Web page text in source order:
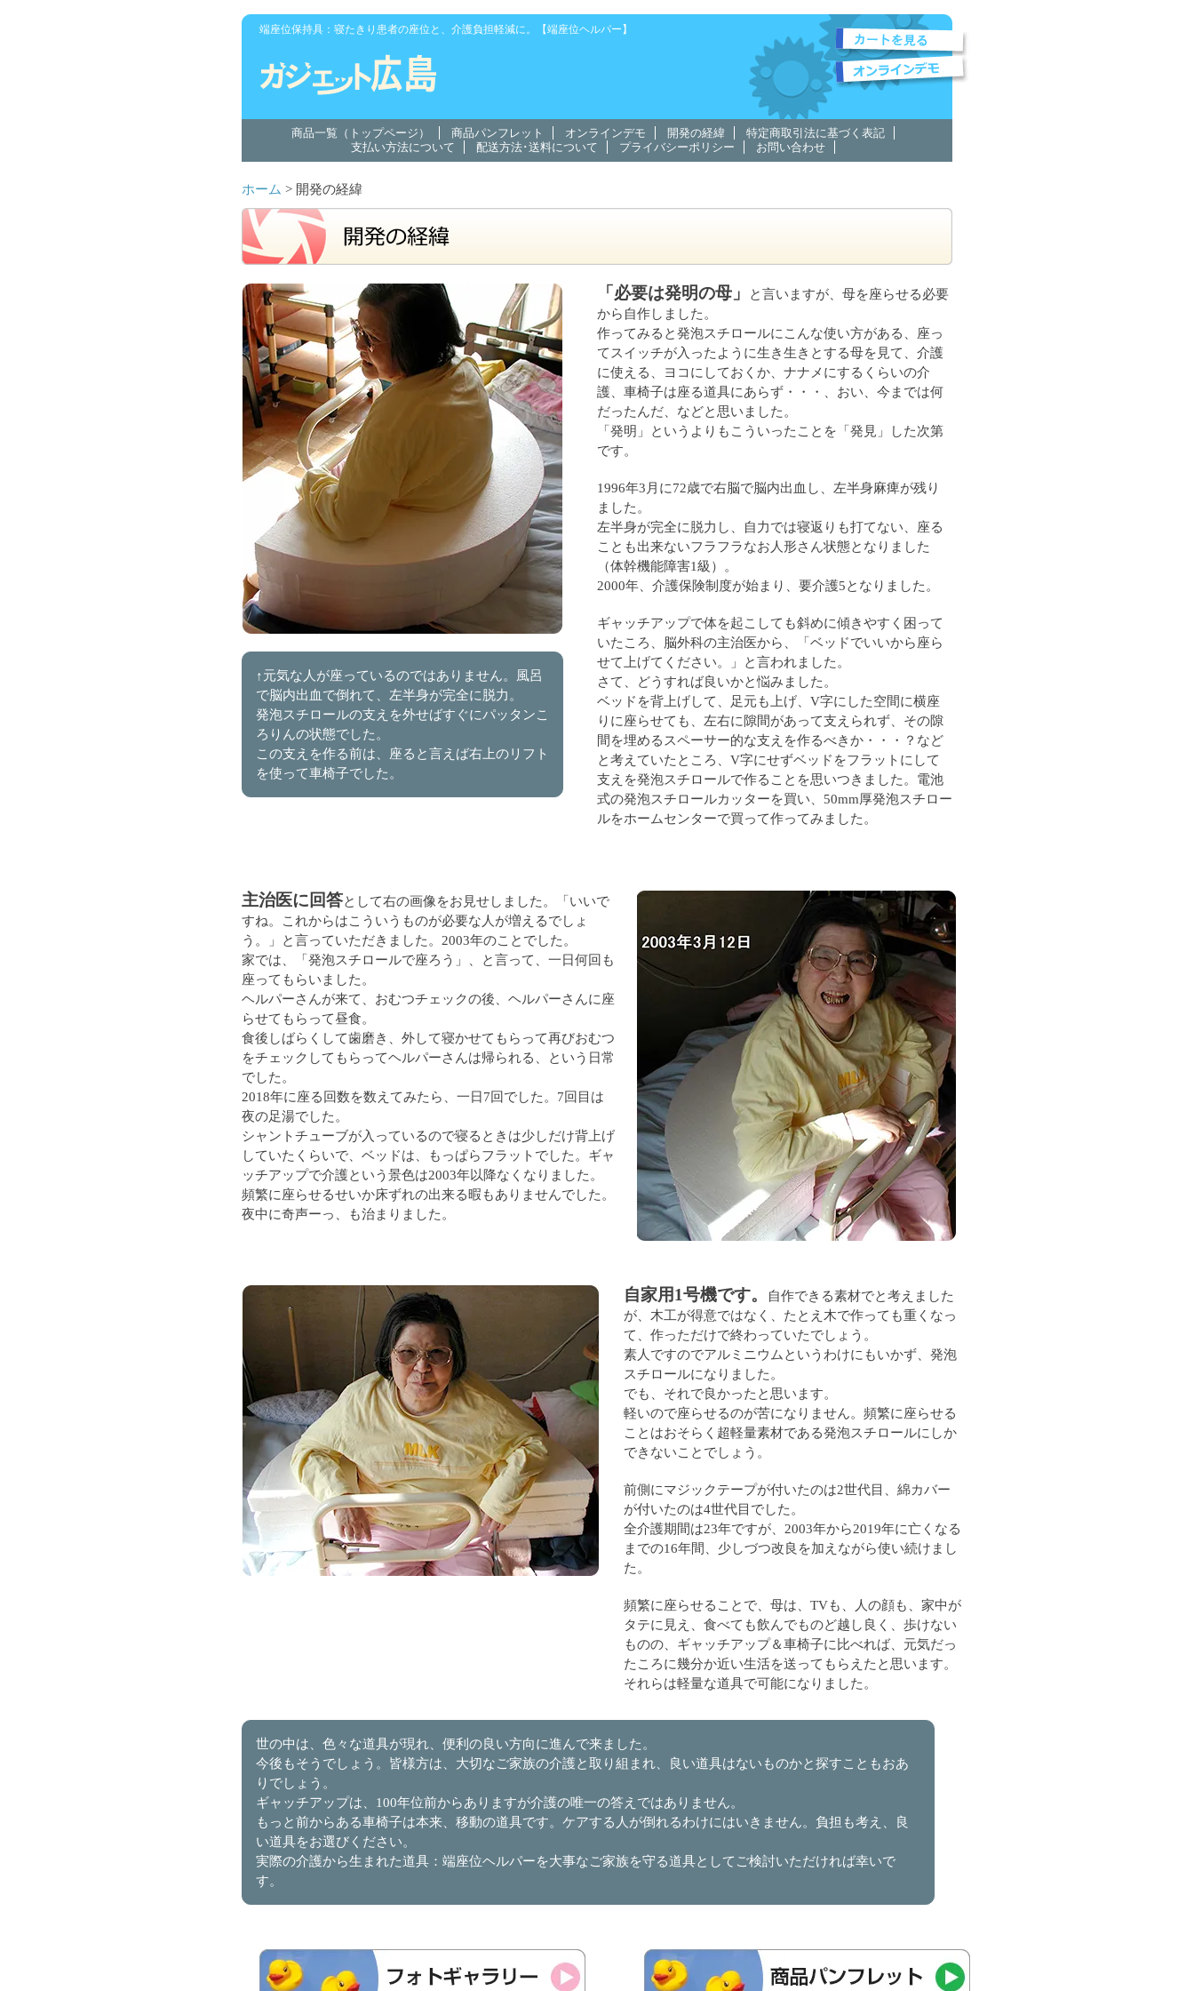
端座位保持具：寝たきり患者の座位と、介護負担軽減に。【端座位ヘルパー】
商品一覧（トップページ） 商品パンフレット オンラインデモ 開発の経緯
特定商取引法に基づく表記
支払い方法について
配送方法･送料について プライバシーポリシー お問い合わせ
ホーム > 開発の経緯
↑元気な人が座っているのではありません。風呂
で脳内出血で倒れて、左半身が完全に脱力。
発泡スチロールの支えを外せばすぐにパッタンこ
ろりんの状態でした。
この支えを作る前は、座ると言えば右上のリフト
を使って車椅子でした。
「必要は発明の母」
と言いますが、母を座らせる必要
から自作しました。
作ってみると発泡スチロールにこんな使い方がある、座っ
てスイッチが入ったように生き生きとする母を見て、介護
に使える、ヨコにしておくか、ナナメにするくらいの介
護、車椅子は座る道具にあらず・・・、おい、今までは何
だったんだ、などと思いました。
「発明」というよりもこういったことを「発見」した次第
です。
1996年3月に72歳で右脳で脳内出血し、左半身麻痺が残り
ました。
左半身が完全に脱力し、自力では寝返りも打てない、座る
ことも出来ないフラフラなお人形さん状態となりました
（体幹機能障害1級）。
2000年、介護保険制度が始まり、要介護5となりました。
ギャッチアップで体を起こしても斜めに傾きやすく困って
いたころ、脳外科の主治医から、「ベッドでいいから座ら
せて上げてください。」と言われました。
さて、どうすれば良いかと悩みました。
ベッドを背上げして、足元も上げ、V字にした空間に横座
りに座らせても、左右に隙間があって支えられず、その隙
間を埋めるスペーサー的な支えを作るべきか・・・？など
と考えていたところ、V字にせずベッドをフラットにして
支えを発泡スチロールで作ることを思いつきました。電池
式の発泡スチロールカッターを買い、50mm厚発泡スチロー
ルをホームセンターで買って作ってみました。
主治医に回答として右の画像をお見せしました。「いいで
すね。これからはこういうものが必要な人が増えるでしょ
う。」と言っていただきました。2003年のことでした。
家では、「発泡スチロールで座ろう」、と言って、一日何回も
座ってもらいました。
ヘルパーさんが来て、おむつチェックの後、ヘルパーさんに座
らせてもらって昼食。
食後しばらくして歯磨き、外して寝かせてもらって再びおむつ
をチェックしてもらってヘルパーさんは帰られる、という日常
でした。
2018年に座る回数を数えてみたら、一日7回でした。7回目は
夜の足湯でした。
シャントチューブが入っているので寝るときは少しだけ背上げ
していたくらいで、ベッドは、もっぱらフラットでした。ギャ
ッチアップで介護という景色は2003年以降なくなりました。
頻繁に座らせるせいか床ずれの出来る暇もありませんでした。
夜中に奇声ーっ、も治まりました。
自家用1号機です。
自作できる素材でと考えました
が、木工が得意ではなく、たとえ木で作っても重くなっ
て、作っただけで終わっていたでしょう。
素人ですのでアルミニウムというわけにもいかず、発泡
スチロールになりました。
でも、それで良かったと思います。
軽いので座らせるのが苦になりません。頻繁に座らせる
ことはおそらく超軽量素材である発泡スチロールにしか
できないことでしょう。
前側にマジックテープが付いたのは2世代目、綿カバー
が付いたのは4世代目でした。
全介護期間は23年ですが、2003年から2019年に亡くなる
までの16年間、少しづつ改良を加えながら使い続けまし
た。
頻繁に座らせることで、母は、TVも、人の顔も、家中が
タテに見え、食べても飲んでものど越し良く、歩けない
ものの、ギャッチアップ＆車椅子に比べれば、元気だっ
たころに幾分か近い生活を送ってもらえたと思います。
それらは軽量な道具で可能になりました。
世の中は、色々な道具が現れ、便利の良い方向に進んで来ました。
今後もそうでしょう。皆様方は、大切なご家族の介護と取り組まれ、良い道具はないものかと探すこともおあ
りでしょう。
ギャッチアップは、100年位前からありますが介護の唯一の答えではありません。
もっと前からある車椅子は本来、移動の道具です。ケアする人が倒れるわけにはいきません。負担も考え、良
い道具をお選びください。
実際の介護から生まれた道具：端座位ヘルパーを大事なご家族を守る道具としてご検討いただければ幸いで
す。